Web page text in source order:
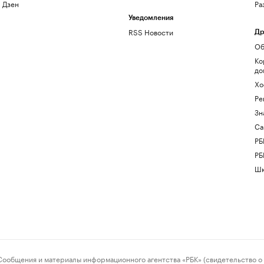
Дзен
Уведомления
RSS Новости
и материалы информационного агентства «РБК» (свидетельство о